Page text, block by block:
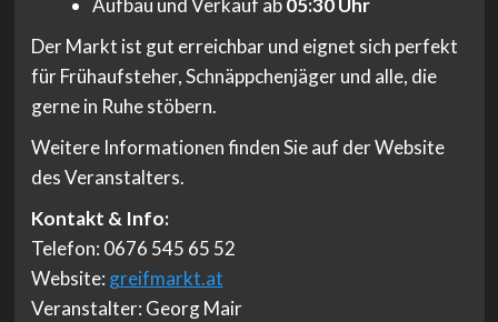
Aufbau und Verkauf ab05:30 Uhr
Der Markt ist gut erreichbar und eignet sich perfekt
für Frühaufsteher, Schnäppchenjäger und alle, die
gerne in Ruhe stöbern.
Weitere Informationen finden Sie auf der Website
des Veranstalters.
Kontakt & Info:
Telefon: 0676 545 65 52
Website: greifmarkt.at
Veranstalter: Georg Mair